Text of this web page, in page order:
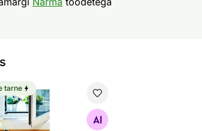
silver
Otsi sarnaseid
tarne